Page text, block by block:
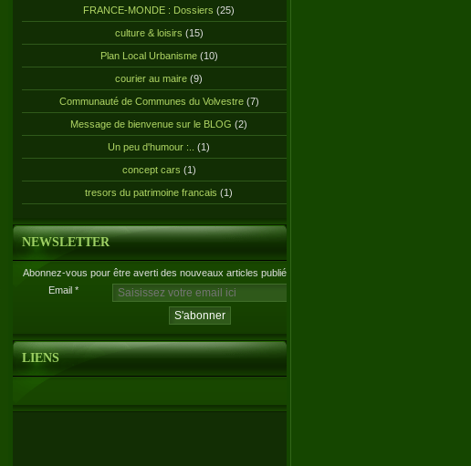
FRANCE-MONDE : Dossiers (25)
culture & loisirs (15)
Plan Local Urbanisme(10)
courier au maire (9)
Communauté de Communes du Volvestre(7)
Message de bienvenue sur le BLOG (2)
Un peu d'humour :.. (1)
concept cars (1)
tresors du patrimoine francais (1)
NEWSLETTER
Abonnez-vous pour être averti des nouveaux articles publiés.
Email
LIENS